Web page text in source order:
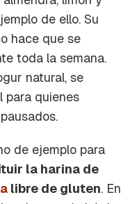
de ello. Su
hace que se
toda la semana.
natural, se
para quienes
de ejemplo para
la harina de
libre de gluten. En